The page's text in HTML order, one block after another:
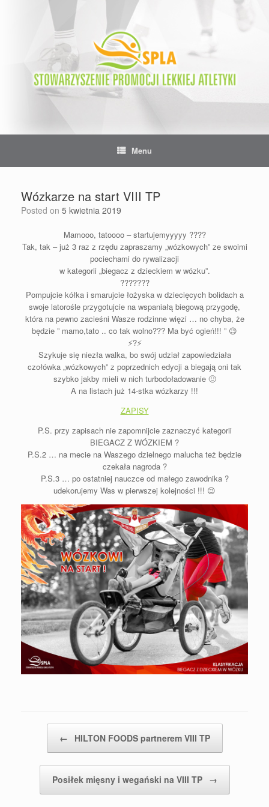
Menu
Wózkarze na start VIII TP
Posted on 5 kwietnia 2019
Mamooo, tatoooo – startujemyyyyy ????
Tak, tak – już 3 raz z rzędu zapraszamy „wózkowych” ze swoimi
pociechami do rywalizacji
w kategorii „biegacz z dzieckiem w wózku”.
?‍??‍??‍?‍?
Pompujcie kółka i smarujcie łożyska w dziecięcych bolidach a
swoje latorośle przygotujcie na wspaniałą biegową przygodę,
która na pewno zacieśni Wasze rodzinne więzi … no chyba, że
będzie ” mamo,tato .. co tak wolno??? Ma być ogień!!! ” 😉
⚡️?⚡️
Szykuje się niezła walka, bo swój udział zapowiedziała
czołówka „wózkowych” z poprzednich edycji a biegają oni tak
szybko jakby mieli w nich turbodoładowanie 🙂
A na listach już 14-stka wózkarzy !!!
ZAPISY
P.S. przy zapisach nie zapomnijcie zaznaczyć kategorii
BIEGACZ Z WÓZKIEM ?
P.S.2 … na mecie na Waszego dzielnego malucha też będzie
czekała nagroda ?
P.S.3 … po ostatniej nauczce od małego zawodnika ?
udekorujemy Was w pierwszej kolejności !!! 😉
← HILTON FOODS partnerem VIII TP
Posiłek mięsny i wegański na VIII TP →